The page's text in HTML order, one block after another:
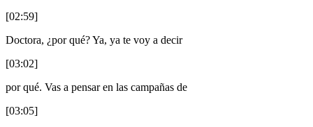
[02:59]
Doctora, ¿por qué? Ya, ya te voy a decir
[03:02]
por qué. Vas a pensar en las campañas de
[03:05]